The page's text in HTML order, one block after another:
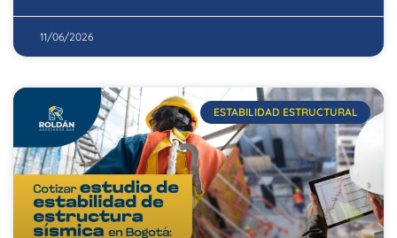
11/06/2026
ESTABILIDAD ESTRUCTURAL